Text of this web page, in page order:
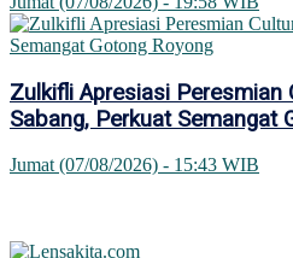
Zulkifli Apresiasi Peresmian
Sabang, Perkuat Semangat
Jumat (07/08/2026) - 15:43 WIB